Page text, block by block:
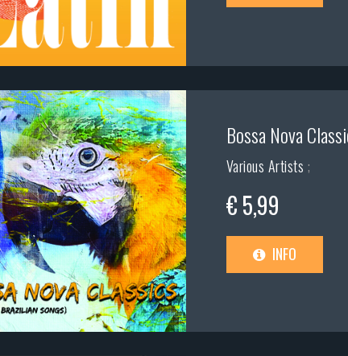
Bossa Nova
Various Artists ;
€ 5,99
INFO